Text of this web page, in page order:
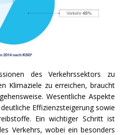
des Verkehrssektors zu
Klimaziele zu erreichen, braucht
Wesentliche Aspekte
Effizienzsteigerung sowie
Ein wichtiger Schritt ist
Verkehrs, wobei ein besonders